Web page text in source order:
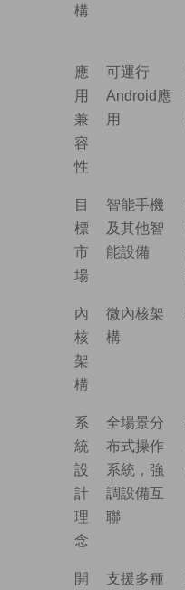
構
應
用
兼
容
性
可運行
Android應
用
目
標
市
場
智能手機
及其他智
能設備
內
核
架
構
微內核架
構
系
統
設
計
理
念
全場景分
布式操作
系統，強
調設備互
聯
開
支援多種